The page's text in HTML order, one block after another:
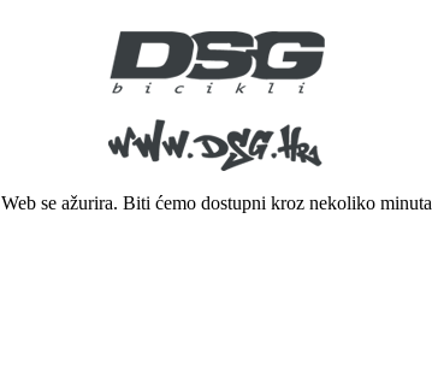
Web se ažurira. Biti ćemo dostupni kroz nekoliko minuta